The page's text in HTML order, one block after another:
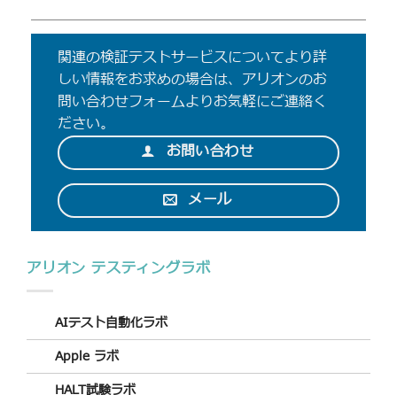
関連の検証テストサービスについてより詳
しい情報をお求めの場合は、アリオンのお
問い合わせフォームよりお気軽にご連絡く
ださい。
お問い合わせ
メール
アリオン テスティングラボ
AIテスト自動化ラボ
Apple ラボ
HALT試験ラボ